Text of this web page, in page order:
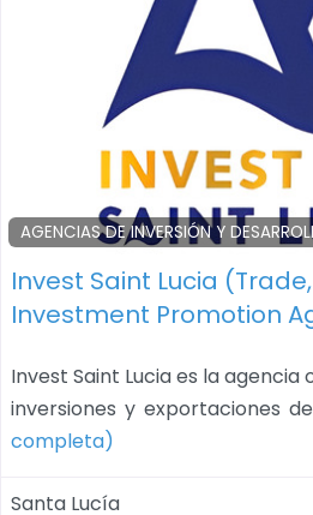
AGENCIAS DE INVERSIÓN Y
Invest Saint Lucia
Investment Promotion
Invest Saint Lucia es la
inversiones y exportaciones
completa)
Santa Lucía